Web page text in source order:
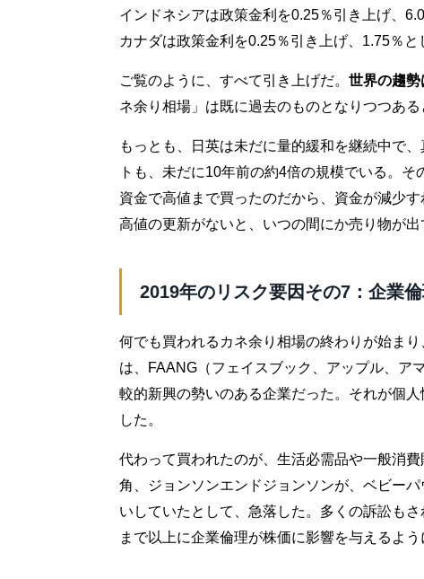
インドネシアは政策金利を0.25％引き上げ、
カナダは政策金利を0.25％引き上げ、1.75％と
ご覧のように、すべて引き上げだ。 世界の趨
ネ余り相場」は既に過去のものとなりつつある
もっとも、日英は未だに量的緩和を継続中で
トも、未だに10年前の約4倍の規模でいる。
資金で高値まで買ったのだから、資金が減少
高値の更新がないと、いつの間にか売り物が出
2019年のリスク要因その7：企業
何でも買われるカネ余り相場の終わりが始ま
は、FAANG（フェイスブック、アップル、ア
較的新興の勢いのある企業だった。それが個
した。
代わって買われたのが、生活必需品や一般消
角、ジョンソンエンドジョンソンが、ベビー
いしていたとして、急落した。多くの訴訟も
まで以上に企業倫理が株価に影響を与えるよう